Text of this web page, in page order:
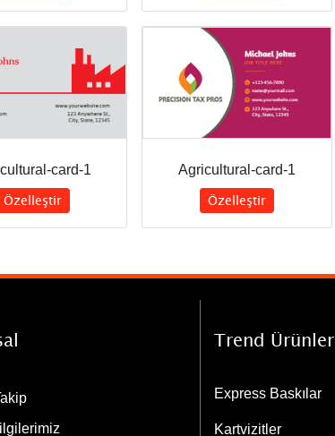
card-1
Özelleştir
Agricultural-card-1
Özelleştir
Trend Ürünler
Express Baskılar
Kartvizitler